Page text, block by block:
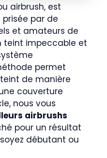
airbrush, est
par de
et amateurs de
teint impeccable et
permet
de manière
couverture
nous vous
airbrushs
pour un résultat
débutant ou